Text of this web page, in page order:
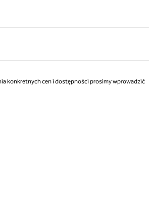
konkretnych cen i dostępności prosimy wprowadzić